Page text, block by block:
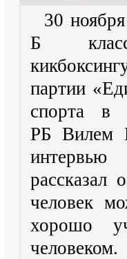
30
Б
партии
спорта в
РБ Вилем
интервью
человек
хорошо